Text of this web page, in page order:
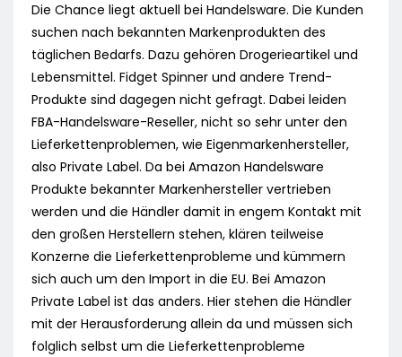
Die Chance liegt aktuell bei Handelsware. Die Kunden
suchen nach bekannten Markenprodukten des
täglichen Bedarfs. Dazu gehören Drogerieartikel und
Lebensmittel. Fidget Spinner und andere Trend-
Produkte sind dagegen nicht gefragt. Dabei leiden
FBA-Handelsware-Reseller, nicht so sehr unter den
Lieferkettenproblemen, wie Eigenmarkenhersteller,
also Private Label. Da bei Amazon Handelsware
Produkte bekannter Markenhersteller vertrieben
werden und die Händler damit in engem Kontakt mit
den großen Herstellern stehen, klären teilweise
Konzerne die Lieferkettenprobleme und kümmern
sich auch um den Import in die EU. Bei Amazon
Private Label ist das anders. Hier stehen die Händler
mit der Herausforderung allein da und müssen sich
folglich selbst um die Lieferkettenprobleme